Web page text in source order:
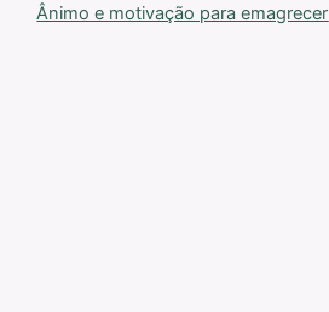
Ânimo e motivação para emagrecer